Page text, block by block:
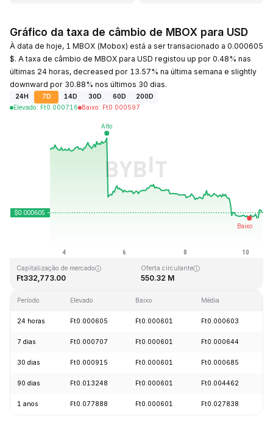
Gráfico da taxa de câmbio de MBOX para USD
À data de hoje, 1 MBOX (Mobox) está a ser transacionado a 0.000605
$. A taxa de câmbio de MBOX para USD registou up por 0.48% nas
últimas 24 horas, decreased por 13.57% na última semana e slightly
downward por 30.88% nos últimos 30 dias.
24H 7D 14D 30D 60D
200D
Elevado: Ft0.000716 Baixo: Ft0.000597
Capitalização de mercado
Ft332,773.00
Oferta circulante
550.32 M
Período Elevado Baixo Média
24 horas Ft0.000605 Ft0.000601 Ft0.000603
7 dias Ft0.000707 Ft0.000601 Ft0.000644
30 dias Ft0.000915 Ft0.000601 Ft0.000685
90 dias Ft0.013248 Ft0.000601 Ft0.004462
1 anos Ft0.077888 Ft0.000601 Ft0.027838